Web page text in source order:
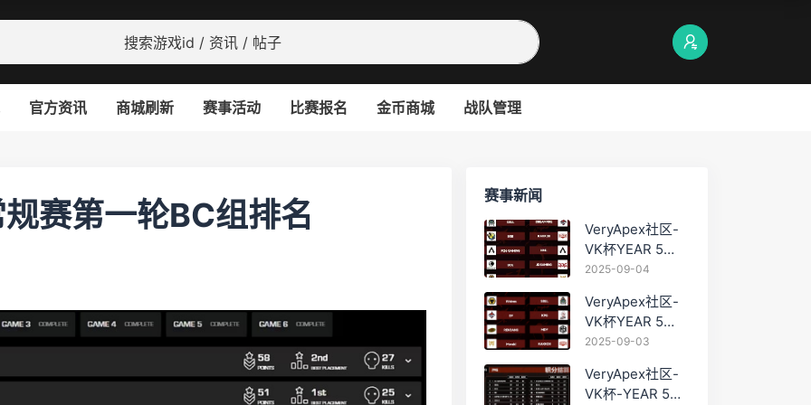
官方资讯 商城刷新 赛事活动 比赛报名 金币商城 战队管理
赛第一轮BC组排名 赛事新闻
VeryApex社区-
VK杯YEAR 5
PRO训练赛
2025-09-04
VeryApex社区-
VK杯YEAR 5
PRO训练赛
2025-09-03
VeryApex社区-
VK杯-YEAR 5